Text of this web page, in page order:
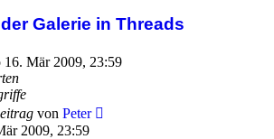
Galerie in Threads
16. Mär 2009, 23:59
von Peter
2009, 23:59